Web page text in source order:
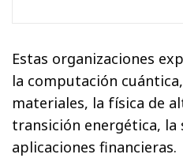
Estas organizaciones
la computación
materiales, la física de
transición energética, la
aplicaciones financieras.